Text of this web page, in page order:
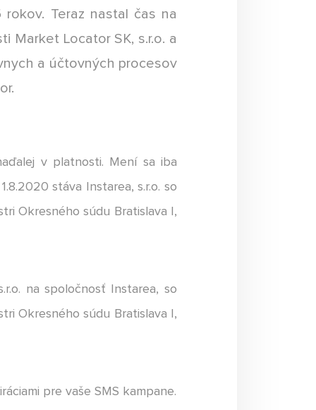
Teraz nastal čas na
Market Locator SK, s.r.o. a
a účtovných procesov
v platnosti. Mení sa iba
stáva Instarea, s.r.o. so
Okresného súdu Bratislava I,
na spoločnosť Instarea, so
Okresného súdu Bratislava I,
pre vaše SMS kampane.